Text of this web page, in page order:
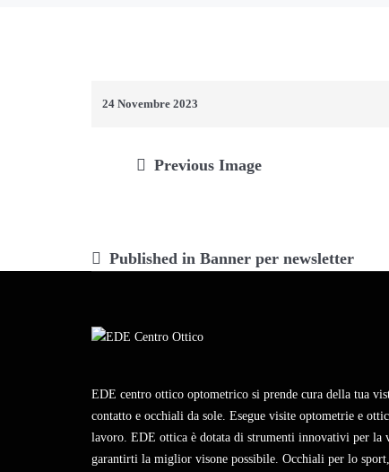
24 Novembre 2023
Previous Image
Navigazione
Published in Banner per newsletter
EDE centro ottico optometrico si prende cura della tua
contatto e occhiali da sole. Esegue visite optometrie e
lavoro. EDE ottica è dotata di strumenti innovativi per la
garantirti la miglior visone possibile. Occhiali per lo